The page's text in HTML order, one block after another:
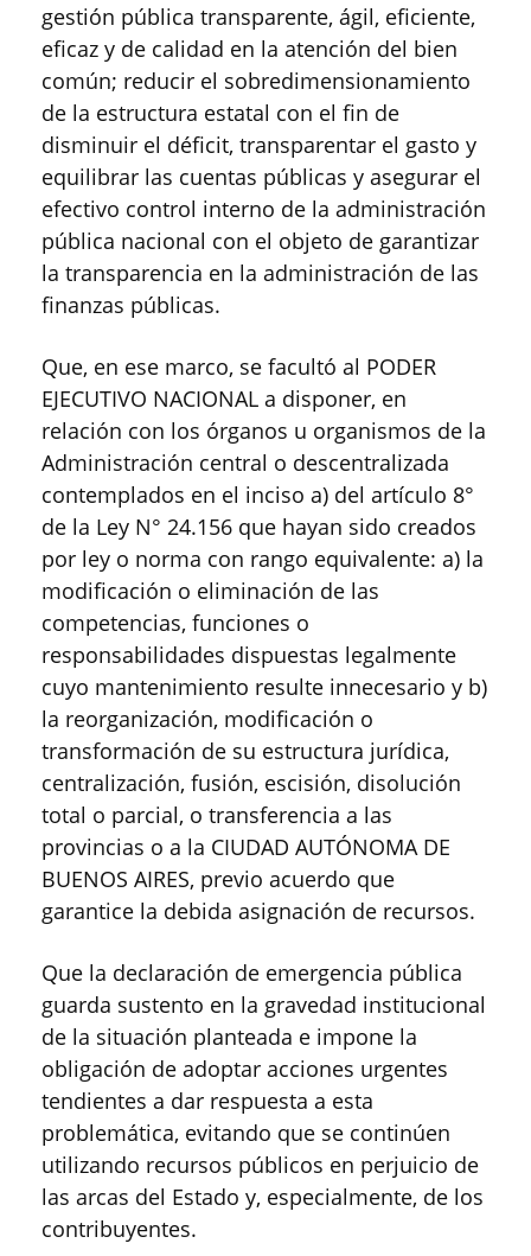
gestión pública transparente, ágil, eficiente,
eficaz y de calidad en la atención del bien
común; reducir el sobredimensionamiento
de la estructura estatal con el fin de
disminuir el déficit, transparentar el gasto y
equilibrar las cuentas públicas y asegurar el
efectivo control interno de la administración
pública nacional con el objeto de garantizar
la transparencia en la administración de las
finanzas públicas.
Que, en ese marco, se facultó al PODER
EJECUTIVO NACIONAL a disponer, en
relación con los órganos u organismos de la
Administración central o descentralizada
contemplados en el inciso a) del artículo 8°
de la Ley N° 24.156 que hayan sido creados
por ley o norma con rango equivalente: a) la
modificación o eliminación de las
competencias, funciones o
responsabilidades dispuestas legalmente
cuyo mantenimiento resulte innecesario y b)
la reorganización, modificación o
transformación de su estructura jurídica,
centralización, fusión, escisión, disolución
total o parcial, o transferencia a las
provincias o a la CIUDAD AUTÓNOMA DE
BUENOS AIRES, previo acuerdo que
garantice la debida asignación de recursos.
Que la declaración de emergencia pública
guarda sustento en la gravedad institucional
de la situación planteada e impone la
obligación de adoptar acciones urgentes
tendientes a dar respuesta a esta
problemática, evitando que se continúen
utilizando recursos públicos en perjuicio de
las arcas del Estado y, especialmente, de los
contribuyentes.